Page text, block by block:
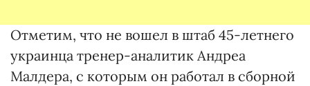
Отметим, что не вошел в штаб 45-летнего
украинца тренер-аналитик Андреа
Малдера, с которым он работал в сборной